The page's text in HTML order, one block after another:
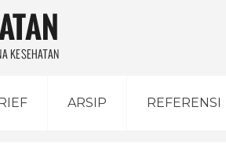
ARSIP REFERENSI